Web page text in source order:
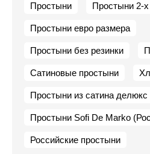
Простыни Простыни 2-
Простыни евро размера
Простыни без резинки
Сатиновые простыни
Простыни из сатина делюкс
Простыни Sofi De Marko
Российские простыни